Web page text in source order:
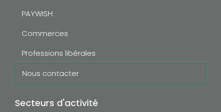
PAYWISH
Commerces
Professions libérales
Nous contacter
Secteurs d'activité